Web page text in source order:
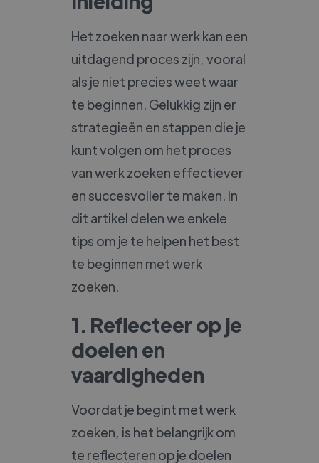
Het zoeken naar werk kan een
uitdagend proces zijn, vooral
als je niet precies weet waar
te beginnen. Gelukkig zijn er
strategieën en stappen die je
kunt volgen om het proces
van werk zoeken effectiever
en succesvoller te maken. In
dit artikel delen we enkele
tips om je te helpen het best
te beginnen met werk
zoeken.
1. Reflecteer op je
doelen en
vaardigheden
Voordat je begint met werk
zoeken, is het belangrijk om
te reflecteren op je doelen